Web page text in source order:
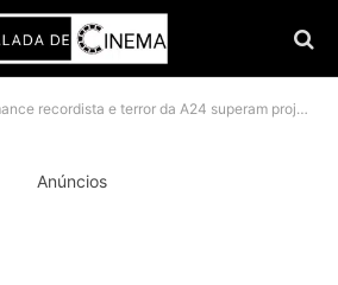
e terror da A24 superam projeções e desafiam Oscars nos EUA
Anúncios